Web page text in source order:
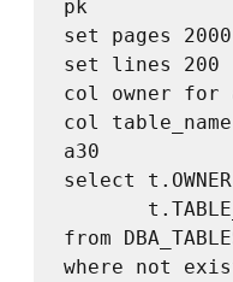
pk
set pages 2000
set lines 200
col owner for
col
a30
select
from
where not